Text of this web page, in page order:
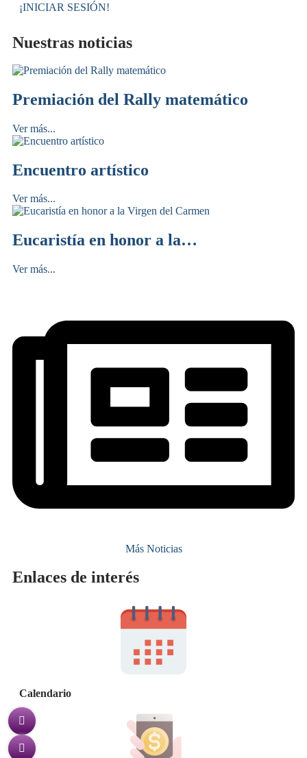
¡INICIAR SESIÓN!
Nuestras noticias
Premiación del Rally matemático
Ver más...
Encuentro artístico
Ver más...
Eucaristía en honor a la…
Ver más...
Más Noticias
Enlaces de interés
Calendario